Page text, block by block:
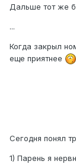
Дальше тот же
...
Когда закрыл
еще приятнее
Сегодня понял
1) Парень я